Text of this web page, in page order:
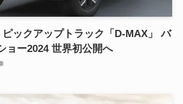
ックアップトラック「D-MAX」 バ
ョー2024 世界初公開へ